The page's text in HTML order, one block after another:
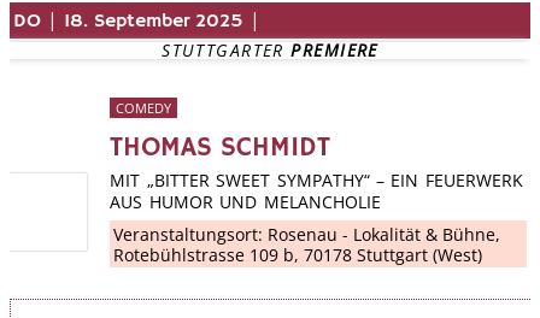
DO | 18. September 2025 |
STUTTGARTER PREMIERE
COMEDY
THOMAS SCHMIDT
MIT „BITTER SWEET SYMPATHY“ – EIN FEUERWERK
AUS HUMOR UND MELANCHOLIE
Veranstaltungsort: Rosenau - Lokalität & Bühne,
Rotebühlstrasse 109 b, 70178 Stuttgart (West)